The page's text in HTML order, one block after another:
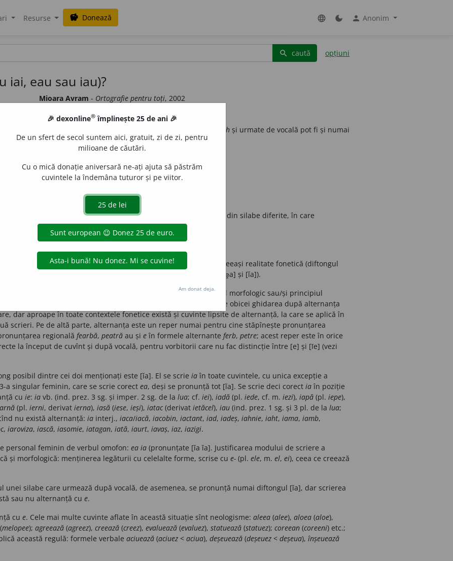
Resurse savings Donează language dark_mode person Anonim
search caută opțiuni
iai, eau sau iau)?
Mioara Avram - Ortografie pentru toți, 2002
eau sauiau )?
cît și semivocale sau semiconsoane, iar precedate de gh și urmate de vocală pot fi și numai
iaau cîte trei corespondente fonetice; ele notează:
după consoane;
nu se pune în prima situație, la notarea secvențelor de vocale din silabe diferite, în care
vocaleleeșii.
vocala [a] și hiatul [i-a] vezi
ultimele două situații, în care aceste secvențe grafice notează aceeași realitate fonetică (diftongul
foarte asemănătoare, greu de distins între ele (diftongii [ḙa] și [ĭa]).
(nici măcar cu cea literară), aplicînd în parte principiul morfologic sau/și principiul
în funcție de literele/sunetele precedente. Ele stipulează de obicei ghidarea după alternanța
dar aproape în toate contextele fonetice există și cuvinte lipsite de alternanță, la care se aplică în
scrieri. Pe de altă parte, alternanța este un reper numai pentru cine stăpînește pronunțarea
regională fearbă, peatră au și eîn formele alternante ferb, petre; acest reper este în orice
la început de cuvînt și după vocală, pentru vorbitorii care nu fac distincție între [e] și [ǐe] (vezi
posibil dintre cei doi menționați este [ĭa]. El se scrie iaîn toate cuvintele, cu unica excepție a
a singular feminin, care se scrie corect ea, deși se pronunță tot [ĭa]. Se scrie deci corect iaîn poziție
cu ie: ia vb. (ind. prez. 3 sg. și imper. 2 sg. de la lua; cf. iei), iadă (pl. iede, cf. m. iezi), iapă (pl. iepe),
(pl. ierni, derivat ierna), iasă (iese, ieși), iatac(derivat ietăcel), iau (ind. prez. 1 sg. și 3 pl. de la lua;
nu există alternanță: ia interj., iaca/iacă, iacobin, iactant, iad, iadeș, iahnie, iaht, iama, iamb,
, iaroviza, iască, iasomie, iatagan, iată, iaurt, iavaș, iaz, iazigi.
personal feminin de verbul omofon: ea ia (pronunțate [ĭa ĭa]. Justificarea modului de scriere a
și morfologică: menținerea legăturii cu celelalte forme, scrise cu e- (pl. ele, m. el, ei), ceea ce creează
silabe care urmează după vocală, de asemenea, se pronunță numai diftongul [ĭa], dar scrierea
sau nu alternanță cu e.
cu e. Cele mai multe cuvinte aflate în această situație sînt neologisme: aleea (alee), aloea (aloe),
(melopee); agreează (agreez), creează (creez), evaluează (evaluez), statuează (statuez); coreean (coreeni) etc.;
această regulă: formele verbale aciuează (aciuez < aciua), deșeuează (deșeuez < deșeua), înșeuează
🎉 dexonline® împlinește 25 de ani 🎉
De un sfert de secol suntem aici, gratuit, zi de zi, pentru
milioane de căutări.
Cu o mică donație aniversară ne-ați ajuta să păstrăm
cuvintele la îndemâna tuturor și pe viitor.
Am donat deja.